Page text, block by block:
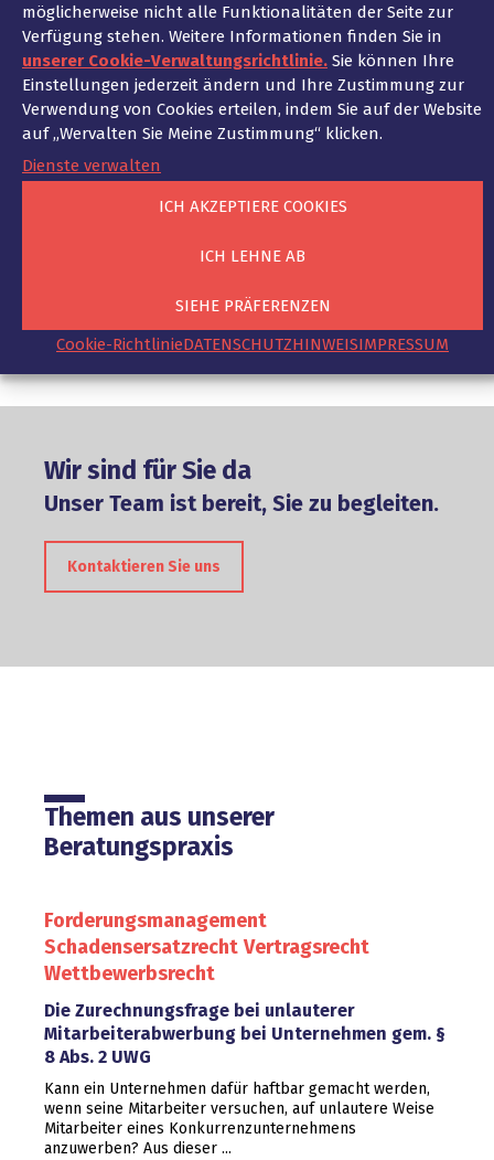
möglicherweise nicht alle Funktionalitäten der Seite zur
Verfügung stehen. Weitere Informationen finden Sie in
unserer Cookie-Verwaltungsrichtlinie. Sie können Ihre
Einstellungen jederzeit ändern und Ihre Zustimmung zur
Verwendung von Cookies erteilen, indem Sie auf der Website
auf „Wervalten Sie Meine Zustimmung“ klicken.
Dienste verwalten
ICH AKZEPTIERE COOKIES
ICH LEHNE AB
SIEHE PRÄFERENZEN
Cookie-RichtlinieDATENSCHUTZHINWEISIMPRESSUM
verschiedenen Industriesektoren, wie z.B.
Landwirtschaft, Maschinenbau, chemische
Industrie, Mode, Luxusgüter und Konsumgüter.
Die Rechtsanwälte von Ad Fontes sind sowohl
in der französischen als auch in der deutschen
Rechtsordnung zu Hause und beraten daher
regelmäßig Mandanten im internationalen
und die zuständigen Gerichte.
Wir sind für Sie da
Unser Team ist bereit, Sie zu begleiten.
Kontaktieren Sie uns
Themen aus unserer
Beratungspraxis
Forderungsmanagement
Schadensersatzrecht Vertragsrecht
Wettbewerbsrecht
Die Zurechnungsfrage bei unlauterer
Mitarbeiterabwerbung bei Unternehmen gem. §
8 Abs. 2 UWG
Kann ein Unternehmen dafür haftbar gemacht werden,
wenn seine Mitarbeiter versuchen, auf unlautere Weise
Mitarbeiter eines Konkurrenzunternehmens
anzuwerben? Aus dieser ...